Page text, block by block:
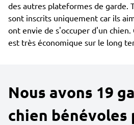
des autres plateformes de garde.
sont inscrits uniquement car ils
ont envie de s'occuper d'un
est très économique sur le long
Nous avons 19
chien bénévoles